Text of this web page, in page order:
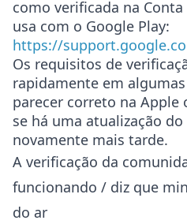
como verificada na
usa com o Google Play:
https://
Os requisitos de
rapidamente em
parecer correto na Apple
se há uma atualização
novamente mais tarde.
A verificação da
funcionando / diz que
do ar